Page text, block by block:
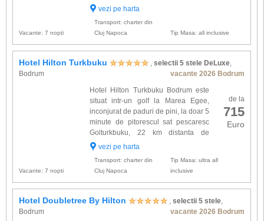
muzica, minibar, TV satelit, baie,
hote...
vezi pe harta
Vacante: 7 nopti
Transport: charter din
Cluj Napoca
Tip Masa: all inclusive
Hotel Hilton Turkbuku , selectii 5 stele DeLuxe,
Bodrum
vacante 2026 Bodrum
de la
715
Euro
Hotel Hilton Turkbuku Bodrum este
situat intr-un golf la Marea Egee,
inconjurat de paduri de pini, la doar 5
minute de pitorescul sat pescaresc
Golturkbuku, 22 km distanta de
orasul Bodrum si ofera o atmosfera
ofera 490 spatii de...
vezi pe harta
Vacante: 7 nopti
Transport: charter din
Cluj Napoca
Tip Masa: ultra all
inclusive
Hotel Doubletree By Hilton , selectii 5 stele,
Bodrum
vacante 2026 Bodrum